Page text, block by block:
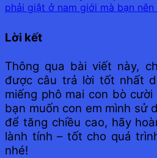
phải giật ở nam giới mà bạn nên
Lời kết
Thông qua bài viết này,
được câu trả lời tốt nhất
miếng phô mai con bò cười
bạn muốn con em mình sử
để tăng chiều cao, hãy
lành tính – tốt cho quá
nhé!